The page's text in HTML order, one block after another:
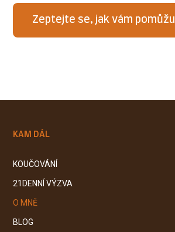
Zeptejte se, jak vám pomůžu
KAM DÁL
KOUČOVÁNÍ
21DENNÍ VÝZVA
O MNĚ
BLOG